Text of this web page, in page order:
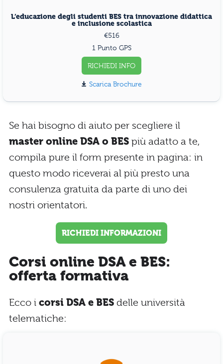
L’educazione degli studenti BES tra innovazione didattica
e inclusione scolastica
€516
1 Punto GPS
RICHIEDI INFO
Scarica Brochure
Se hai bisogno di aiuto per scegliere il
master online DSA o BES più adatto a te,
compila pure il form presente in pagina: in
questo modo riceverai al più presto una
consulenza gratuita da parte di uno dei
nostri orientatori.
RICHIEDI INFORMAZIONI
Corsi online DSA e BES:
offerta formativa
Ecco i corsi DSA e BES delle università
telematiche: